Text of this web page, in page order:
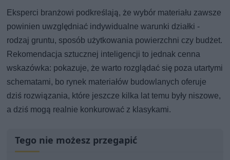
Eksperci branżowi podkreślają, że wybór materiału zawsze
powinien uwzględniać indywidualne warunki działki -
rodzaj gruntu, sposób użytkowania powierzchni czy budżet.
Rekomendacja sztucznej inteligencji to jednak cenna
wskazówka: pokazuje, że warto rozglądać się poza utartymi
schematami, bo rynek materiałów budowlanych oferuje
dziś rozwiązania, które jeszcze kilka lat temu były niszowe,
a dziś mogą realnie konkurować z klasykami.
Tego nie możesz przegapić